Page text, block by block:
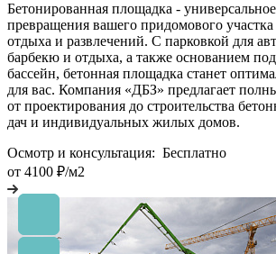
Бетонированная площадка -
превращения вашего придомового
отдыха и развлечений. С парковкой для
барбекю и отдыха, а также основанием
бассейн, бетонная площадка станет
для вас. Компания «ДБЗ» предлагает
от проектирования до строительства
дач и индивидуальных жилых домов.
Осмотр и консультация: Бесплатно
от 4100 ₽/м2